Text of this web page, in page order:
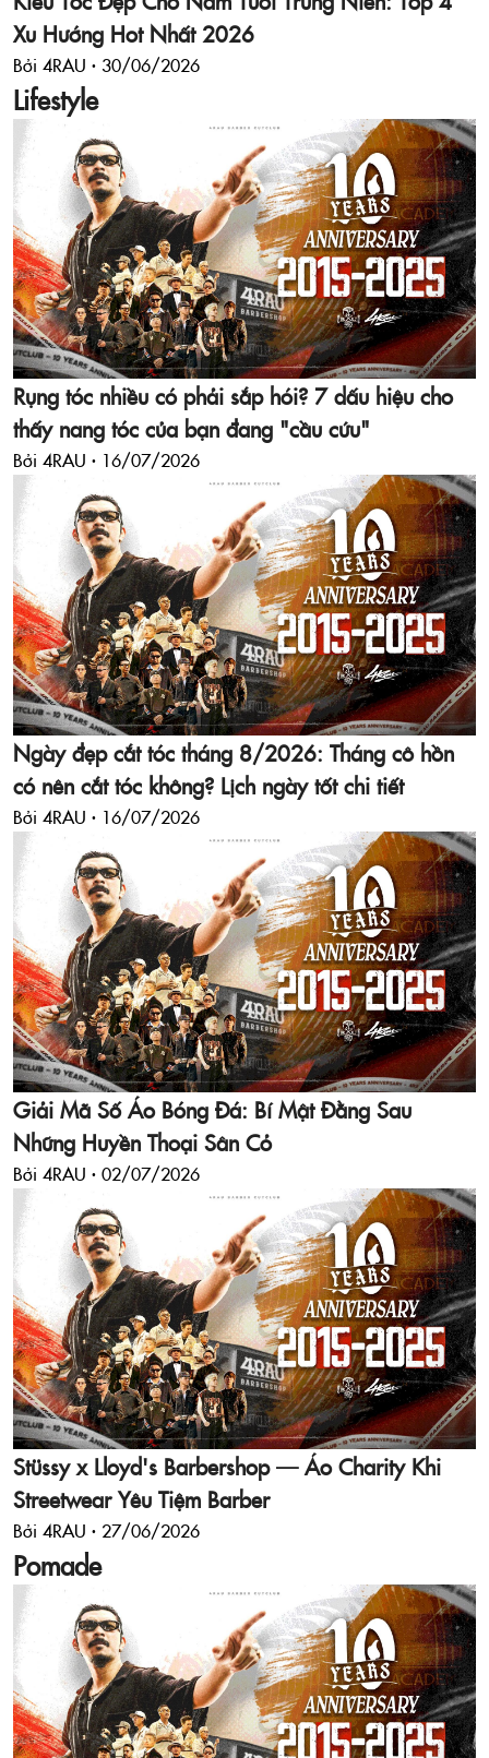
Xu Hướng Hot Nhất 2026
Bởi 4RAU · 30/06/2026
Lifestyle
Rụng tóc nhiều có phải sắp hói? 7 dấu hiệu cho
thấy nang tóc của bạn đang "cầu cứu"
Bởi 4RAU · 16/07/2026
Ngày đẹp cắt tóc tháng 8/2026: Tháng cô hồn
có nên cắt tóc không? Lịch ngày tốt chi tiết
Bởi 4RAU · 16/07/2026
Giải Mã Số Áo Bóng Đá: Bí Mật Đằng Sau
Những Huyền Thoại Sân Cỏ
Bởi 4RAU · 02/07/2026
Stüssy x Lloyd's Barbershop — Áo Charity Khi
Streetwear Yêu Tiệm Barber
Bởi 4RAU · 27/06/2026
Pomade